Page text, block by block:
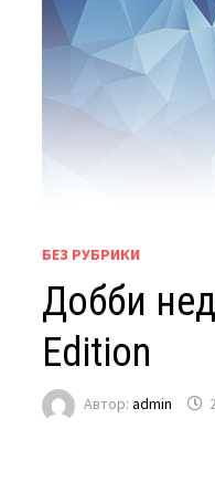
БЕЗ РУБРИКИ
Добби
Edition
Автор:admin